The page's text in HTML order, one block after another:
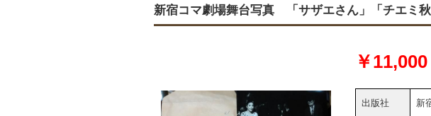
新宿コマ劇場舞台写真 「サザエさん」「チエ
￥11,000
出版社 新